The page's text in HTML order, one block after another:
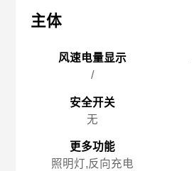
主体
风速电量显示
/
安全开关
无
更多功能
照明灯,反向充电